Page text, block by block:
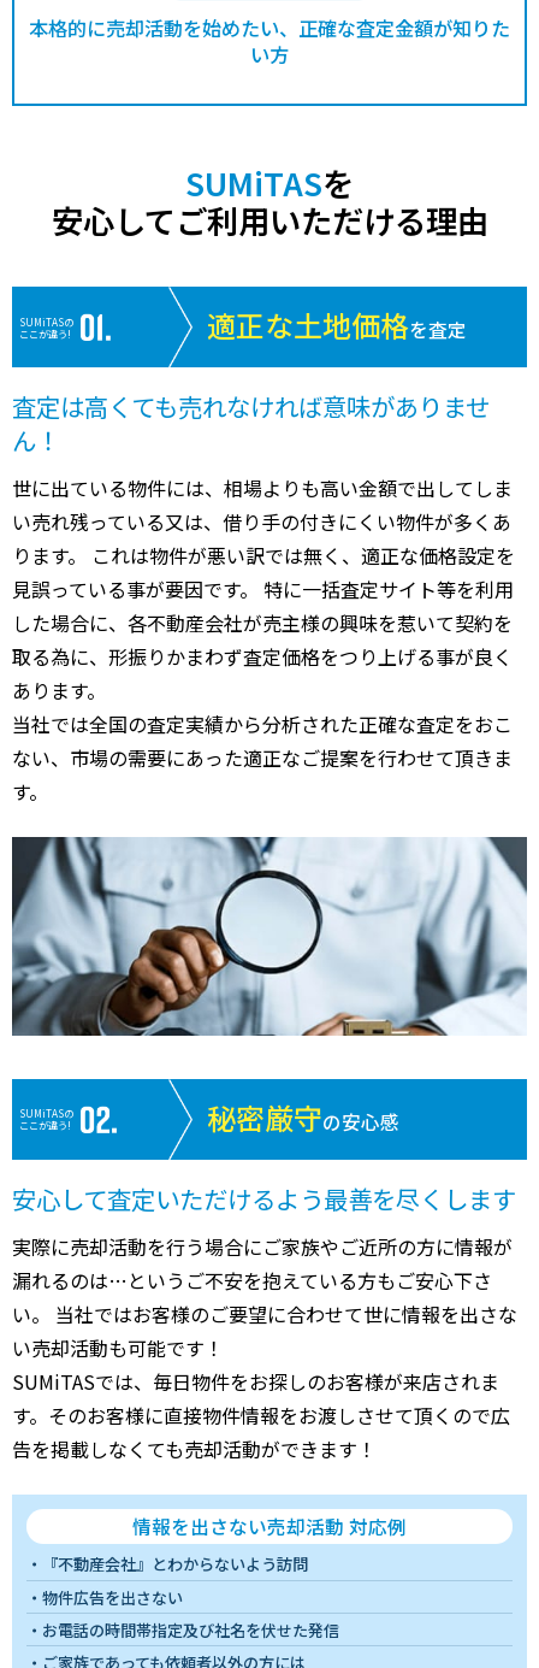
本格的に売却活動を始めたい、正確な査定金額が知りた
い方
SUMiTASを
安心してご利用いただける理由
SUMiTASの
ここが違う!
適正な土地価格を査定
査定は高くても売れなければ意味がありませ
ん！
世に出ている物件には、相場よりも高い金額で出してしま
い売れ残っている又は、借り手の付きにくい物件が多くあ
ります。 これは物件が悪い訳では無く、適正な価格設定を
見誤っている事が要因です。 特に一括査定サイト等を利用
した場合に、各不動産会社が売主様の興味を惹いて契約を
取る為に、形振りかまわず査定価格をつり上げる事が良く
あります。
当社では全国の査定実績から分析された正確な査定をおこ
ない、市場の需要にあった適正なご提案を行わせて頂きま
す。
SUMiTASの
ここが違う!
秘密厳守の安心感
安心して査定いただけるよう最善を尽くします
実際に売却活動を行う場合にご家族やご近所の方に情報が
漏れるのは…というご不安を抱えている方もご安心下さ
い。 当社ではお客様のご要望に合わせて世に情報を出さな
い売却活動も可能です！
SUMiTASでは、毎日物件をお探しのお客様が来店されま
す。そのお客様に直接物件情報をお渡しさせて頂くので広
告を掲載しなくても売却活動ができます！
情報を出さない売却活動 対応例
『不動産会社』とわからないよう訪問
物件広告を出さない
お電話の時間帯指定及び社名を伏せた発信
ご家族であっても依頼者以外の方には